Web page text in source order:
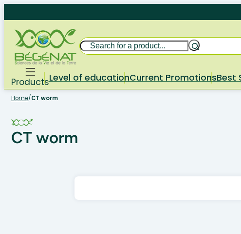
to
content
Products
Search
Level of educationCurrent PromotionsBest
Home/CT worm
CT worm